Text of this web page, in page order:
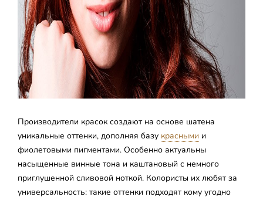
Производители красок создают на основе шатена
уникальные оттенки, дополняя базу красными и
фиолетовыми пигментами. Особенно актуальны
насыщенные винные тона и каштановый с немного
приглушенной сливовой ноткой. Колористы их любят за
универсальность: такие оттенки подходят кому угодно